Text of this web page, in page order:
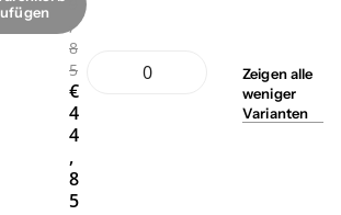
,
8
5
€
4
4
,
8
5
Zeigenalle
weniger
Varianten